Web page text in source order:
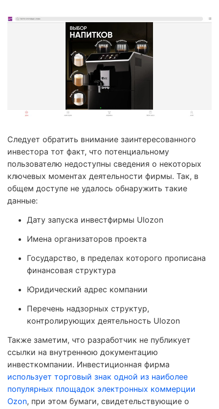
Следует обратить внимание заинтересованного
инвестора тот факт, что потенциальному
пользователю недоступны сведения о некоторых
ключевых моментах деятельности фирмы. Так, в
общем доступе не удалось обнаружить такие
данные:
Дату запуска инвестфирмы Ulozon
Имена организаторов проекта
Государство, в пределах которого прописана
финансовая структура
Юридический адрес компании
Перечень надзорных структур,
контролирующих деятельность Ulozon
Также заметим, что разработчик не публикует
ссылки на внутреннюю документацию
инвесткомпании. Инвестиционная фирма
использует торговый знак одной из наиболее
популярных площадок электронных коммерции
Ozon, при этом бумаги, свидетельствующие о